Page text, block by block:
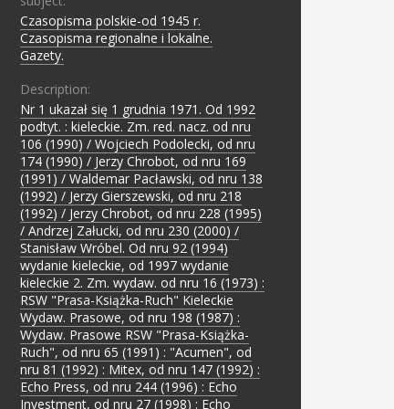
Czasopisma polskie-od 1945 r.
Czasopisma regionalne i lokalne.
Gazety.
Description:
Nr 1 ukazał się 1 grudnia 1971. Od 1992
podtyt. : kieleckie. Zm. red. nacz. od nru
106 (1990) / Wojciech Podolecki, od nru
174 (1990) / Jerzy Chrobot, od nru 169
(1991) / Waldemar Pacławski, od nru 138
(1992) / Jerzy Gierszewski, od nru 218
(1992) / Jerzy Chrobot, od nru 228 (1995)
/ Andrzej Załucki, od nru 230 (2000) /
Stanisław Wróbel. Od nru 92 (1994)
wydanie kieleckie, od 1997 wydanie
kieleckie 2. Zm. wydaw. od nru 16 (1973) :
RSW "Prasa-Książka-Ruch" Kieleckie
Wydaw. Prasowe, od nru 198 (1987) :
Wydaw. Prasowe RSW "Prasa-Książka-
Ruch", od nru 65 (1991) : "Acumen", od
nru 81 (1992) : Mitex, od nru 147 (1992) :
Echo Press, od nru 244 (1996) : Echo
Investment, od nru 27 (1998) : Echo